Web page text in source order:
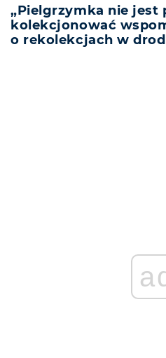
„Pielgrzymka nie jest
kolekcjonować
o rekolekcjach w